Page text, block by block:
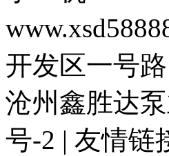
开发区一号路
沧州鑫胜达
号-2 | 友情